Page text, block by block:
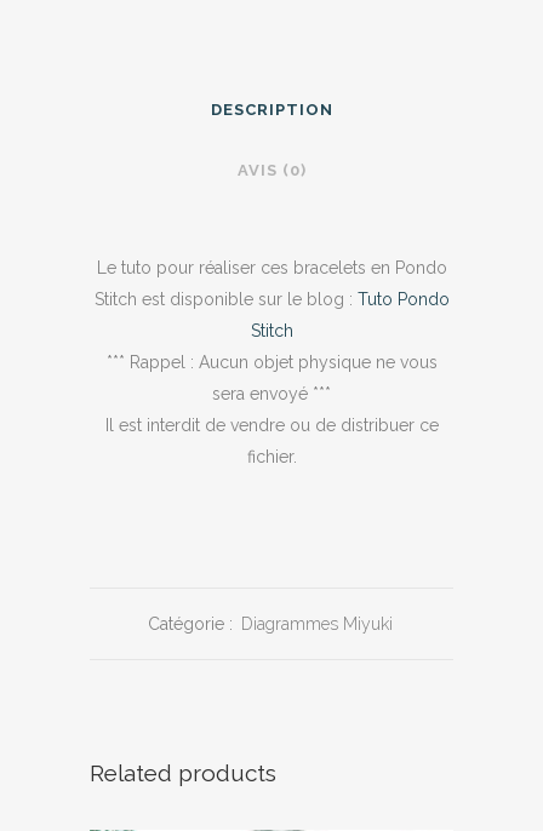
quantity
DESCRIPTION
AVIS (0)
Le tuto pour réaliser ces bracelets en Pondo
Stitch est disponible sur le blog : Tuto Pondo
Stitch
*** Rappel : Aucun objet physique ne vous
sera envoyé ***
Il est interdit de vendre ou de distribuer ce
fichier.
Catégorie : Diagrammes Miyuki
Related products